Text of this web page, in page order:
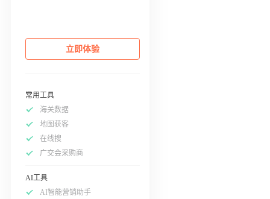
立即体验
常用工具
海关数据
地图获客
在线搜
广交会采购商
AI工具
AI智能营销助手